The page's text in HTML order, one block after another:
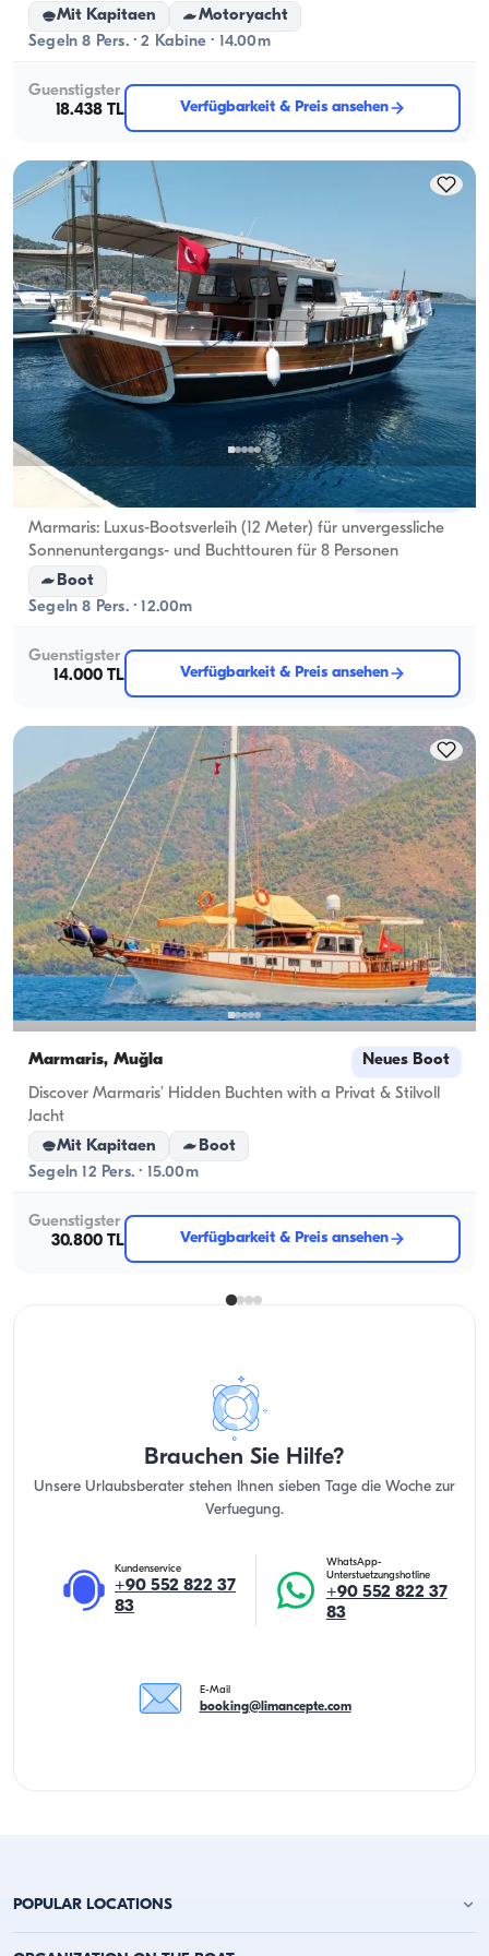
Mit Kapitaen
Motoryacht
Segeln 8 Pers. · 2 Kabine · 14.00m
Guenstigster
18.438 TL
Verfügbarkeit & Preis ansehen
Marmaris, Muğla Neues Boot
Marmaris: Luxus-Bootsverleih (12 Meter) für unvergessliche
Sonnenuntergangs- und Buchttouren für 8 Personen
Boot
Segeln 8 Pers. · 12.00m
Guenstigster
14.000 TL
Verfügbarkeit & Preis ansehen
Marmaris, Muğla Neues Boot
Discover Marmaris’ Hidden Buchten with a Privat & Stilvoll
Jacht
Mit Kapitaen
Boot
Segeln 12 Pers. · 15.00m
Guenstigster
30.800 TL
Verfügbarkeit & Preis ansehen
Brauchen Sie Hilfe?
Unsere Urlaubsberater stehen Ihnen sieben Tage die Woche zur
Verfuegung.
Kundenservice
+90 552 822 37
83
WhatsApp-
Unterstuetzungshotline
+90 552 822 37
83
E-Mail
booking@limancepte.com
POPULAR LOCATIONS